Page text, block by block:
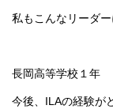
私もこんなリーダー
長岡高等学校１
今後、ILAの経験が